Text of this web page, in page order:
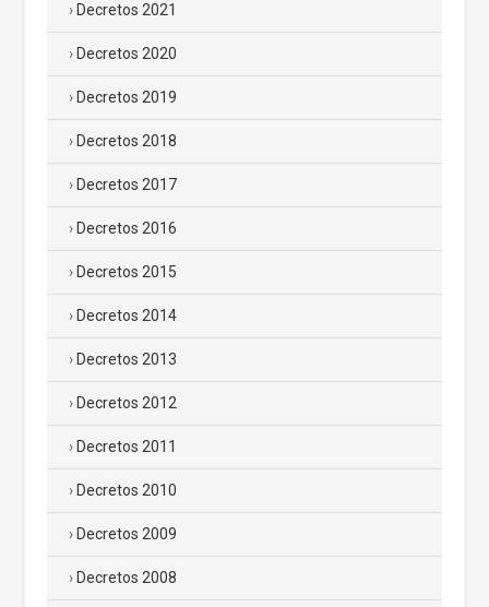
Decretos 2021
Decretos 2020
Decretos 2019
Decretos 2018
Decretos 2017
Decretos 2016
Decretos 2015
Decretos 2014
Decretos 2013
Decretos 2012
Decretos 2011
Decretos 2010
Decretos 2009
Decretos 2008